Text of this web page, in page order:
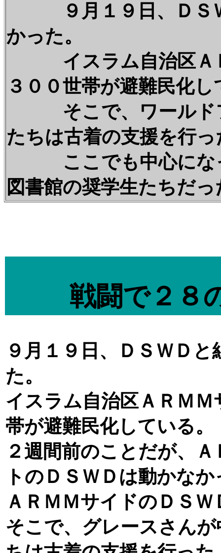
９月１９日、ＤＳＷ
かった。
イスラム自治区ＡＲ
３００世帯が避難民化
そこで、ワールドフ
たちは古着の支援を行っ
ここでも中心になっ
図書館の奨学生たちだ
戦闘で２８
９月１９日、ＤＳＷＤ
た。
イスラム自治区ＡＲＭ
帯が避難民化している。
２週間前のことだが、
トのＤＳＷＤは動かな
ＡＲＭＭサイドのＤＳ
そこで、グレースさん